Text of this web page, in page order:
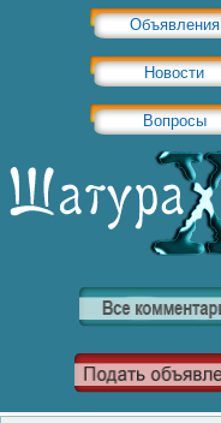
Объявления
Новости
Вопросы